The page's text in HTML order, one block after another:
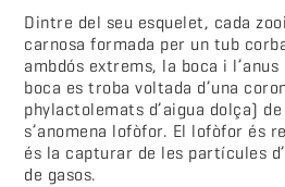
Dintre del seu esquelet, cada
carnosa formada per un tub
ambdós extrems, la boca i
boca es troba voltada d’una
phylactolemats d’aigua dolça)
s’anomena lofòfor. El lofòfor és
és la capturar de les partícules
de gasos.